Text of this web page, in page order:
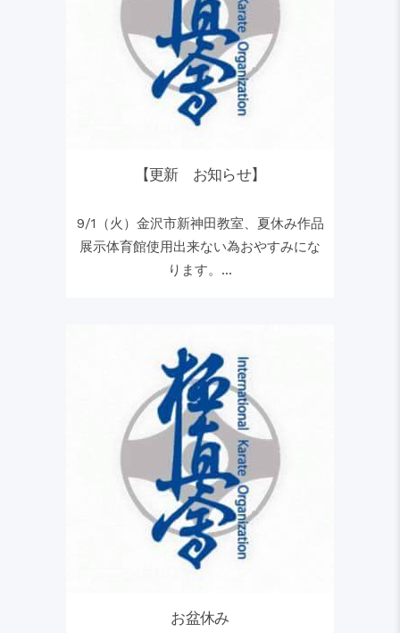
【更新 お知らせ】
9/1（火）金沢市新神田教室、夏休み作品
展示体育館使用出来ない為おやすみにな
ります。...
お盆休み